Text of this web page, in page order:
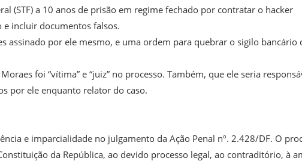
(STF) a 10 anos de prisão em regime fechado por contratar o hacker
e incluir documentos falsos.
assinado por ele mesmo, e uma ordem para quebrar o sigilo bancário
foi “vítima” e “juiz” no processo. Também, que ele seria
por ele enquanto relator do caso.
e imparcialidade no julgamento da Ação Penal nº. 2.428/DF. O
da República, ao devido processo legal, ao contraditório, à